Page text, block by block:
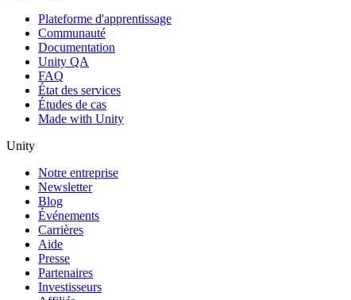
Plateforme d'apprentissage
Communauté
Documentation
Unity QA
FAQ
État des services
Études de cas
Made with Unity
Unity
Notre entreprise
Newsletter
Blog
Événements
Carrières
Aide
Presse
Partenaires
Investisseurs